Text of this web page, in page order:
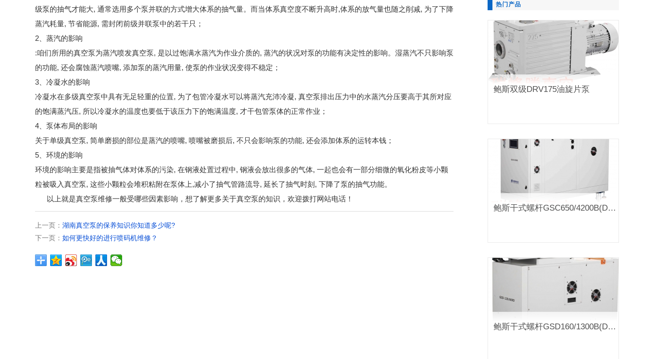
级泵的抽气才能大, 通常选用多个泵并联的方式增大体系的抽气量。而当体系真空度不断升高时,体系的放气量也随之削减, 为了下降
蒸汽耗量, 节省能源, 需封闭前级并联泵中的若干只；
2、蒸汽的影响
:咱们所用的真空泵为蒸汽喷发真空泵, 是以过饱满水蒸汽为作业介质的, 蒸汽的状况对泵的功能有决定性的影响。湿蒸汽不只影响泵
的功能, 还会腐蚀蒸汽喷嘴, 添加泵的蒸汽用量, 使泵的作业状况变得不稳定；
3、冷凝水的影响
冷凝水在多级真空泵中具有无足轻重的位置, 为了包管冷凝水可以将蒸汽充沛冷凝, 真空泵排出压力中的水蒸汽分压要高于其所对应
的饱满蒸汽压, 所以冷凝水的温度也要低于该压力下的饱满温度, 才干包管泵体的正常作业；
4、泵体布局的影响
关于单级真空泵, 简单磨损的部位是蒸汽的喷嘴, 喷嘴被磨损后, 不只会影响泵的功能, 还会添加体系的运转本钱；
5、环境的影响
环境的影响主要是指被抽气体对体系的污染, 在钢液处置过程中, 钢液会放出很多的气体, 一起也会有一部分细微的氧化粉皮等小颗
粒被吸入真空泵, 这些小颗粒会堆积粘附在泵体上,减小了抽气管路流导, 延长了抽气时刻, 下降了泵的抽气功能。
以上就是真空泵维修一般受哪些因素影响，想了解更多关于真空泵的知识，欢迎拨打网站电话！
上一页： 湖南真空泵的保养知识你知道多少呢?
下一页： 如何更快好的进行喷码机维修？
热门产品
鲍斯双级DRV175油旋片泵
鲍斯干式螺杆GSC650/4200B(D）真空泵
鲍斯干式螺杆GSD160/1300B(D)真空泵